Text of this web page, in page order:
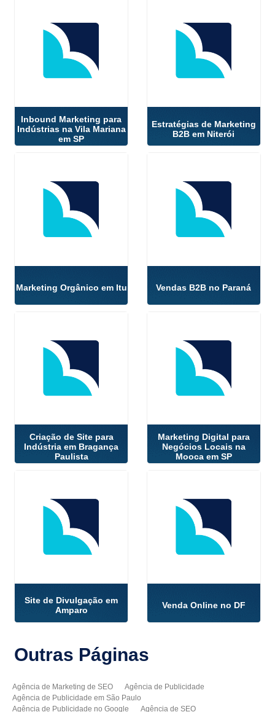
Inbound Marketing para
Indústrias na Vila Mariana
em SP
Estratégias de Marketing
B2B em Niterói
Marketing Orgânico em Itu Vendas B2B no Paraná
Criação de Site para
Indústria em Bragança
Paulista
Marketing Digital para
Negócios Locais na
Mooca em SP
Site de Divulgação em
Amparo
Venda Online no DF
Outras Páginas
Agência de Marketing de SEO
Agência de Publicidade
Agência de Publicidade em São Paulo
Agência de Publicidade no Google
Agência de SEO